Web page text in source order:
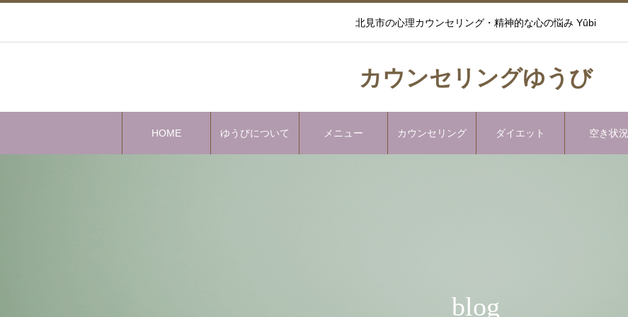
北見市の心理カウンセリング・精神的な心の悩み Yûbi
カウンセリングゆうび
HOME ゆうびについて メニュー カウンセリング ダイエット 空き状況
blog